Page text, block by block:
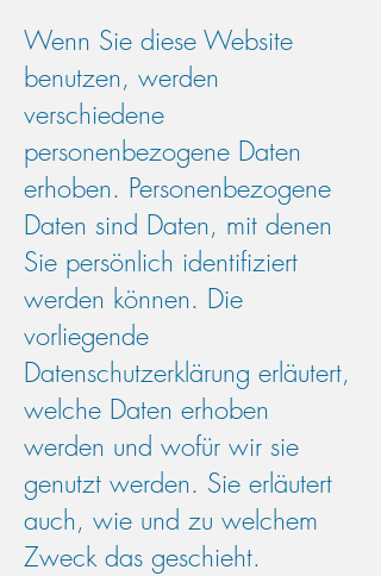
Wenn Sie diese Website
benutzen, werden
verschiedene
personenbezogene Daten
erhoben. Personenbezogene
Daten sind Daten, mit denen
Sie persönlich identifiziert
werden können. Die
vorliegende
Datenschutzerklärung erläutert,
welche Daten erhoben
werden und wofür wir sie
genutzt werden. Sie erläutert
auch, wie und zu welchem
Zweck das geschieht.